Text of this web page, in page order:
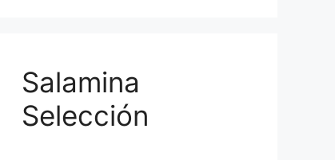
Salamina
Selección